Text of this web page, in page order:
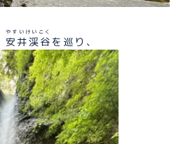
安井渓谷
やすいけいこく
を巡り、